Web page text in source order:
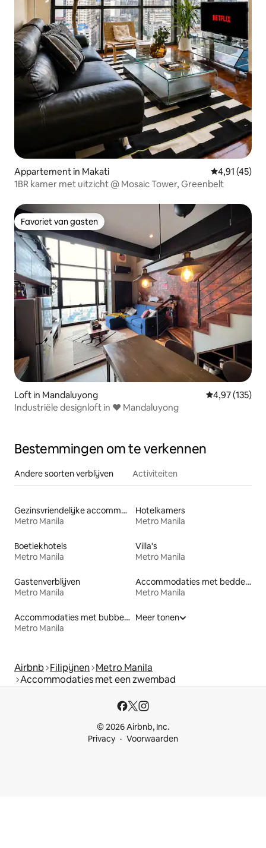
Appartement in Makati Gemiddelde
4,91 (45)
1BR kamer met uitzicht @ Mosaic Tower, Greenbelt
Favoriet van gasten
Favoriet van gasten
Loft in Mandaluyong Gemiddelde
4,97 (135)
Industriële designloft in ❤ Mandaluyong
Bestemmingen om te verkennen
Andere soorten verblijven Activiteiten
Gezinsvriendelijke accommodaties
Metro Manila
Hotelkamers
Metro Manila
Boetiekhotels
Metro Manila
Villa's
Metro Manila
Gastenverblijven
Metro Manila
Accommodaties met bedden op toegankelijke hoogte
Metro Manila
Accommodaties met bubbelbad
Metro Manila
Meer tonen
Airbnb Filipijnen Metro Manila
Accommodaties met een zwembad
© 2026 Airbnb, Inc.
Privacy
Voorwaarden